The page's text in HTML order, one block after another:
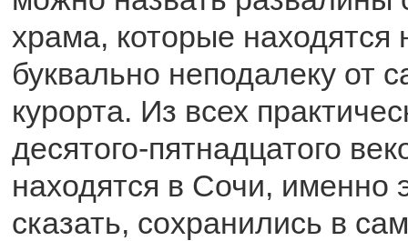
храма, которые
буквально неподалеку от
курорта. Из всех
десятого-пятнадцатого
находятся в Сочи, именно
сказать, сохранились в